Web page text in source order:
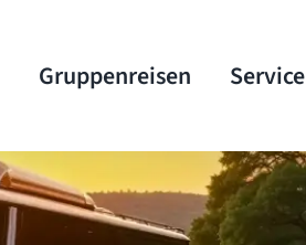
Gruppenreisen Service